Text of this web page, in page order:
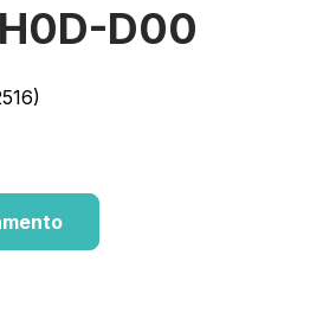
D00